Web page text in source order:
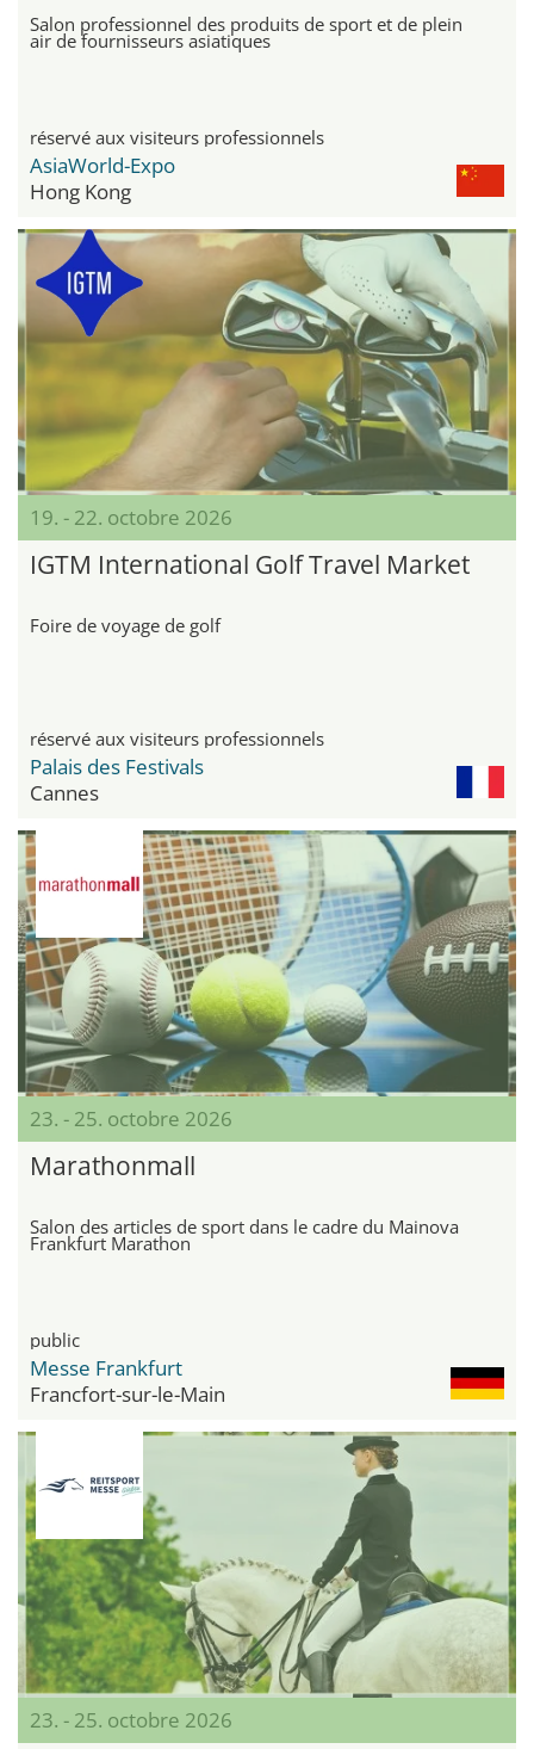
Salon professionnel des produits de sport et de plein
air de fournisseurs asiatiques
réservé aux visiteurs professionnels
AsiaWorld-Expo
Hong Kong
19. - 22. octobre 2026
IGTM International Golf Travel Market
Foire de voyage de golf
réservé aux visiteurs professionnels
Palais des Festivals
Cannes
23. - 25. octobre 2026
Marathonmall
Salon des articles de sport dans le cadre du Mainova
Frankfurt Marathon
public
Messe Frankfurt
Francfort-sur-le-Main
23. - 25. octobre 2026